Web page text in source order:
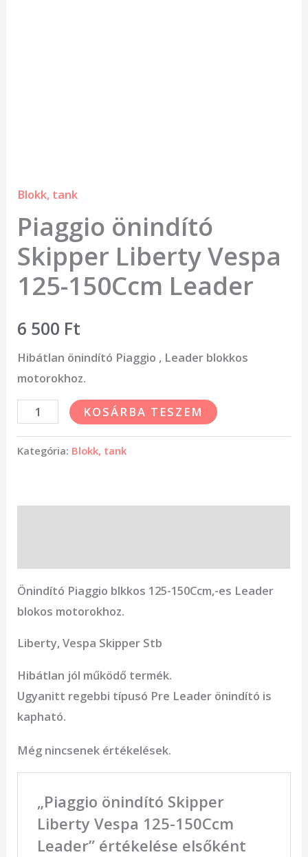
Blokk, tank
Piaggio önindító
Skipper Liberty Vespa
125-150Ccm Leader
6 500 Ft
Hibátlan önindító Piaggio , Leader blokkos
motorokhoz.
KOSÁRBA TESZEM
Kategória: Blokk, tank
Önindító Piaggio blkkos 125-150Ccm,-es Leader
blokos motorokhoz.
Liberty, Vespa Skipper Stb
Hibátlan jól működő termék.
Ugyanitt regebbi típusó Pre Leader önindító is
kapható.
Még nincsenek értékelések.
„Piaggio önindító Skipper
Liberty Vespa 125-150Ccm
Leader” értékelése elsőként